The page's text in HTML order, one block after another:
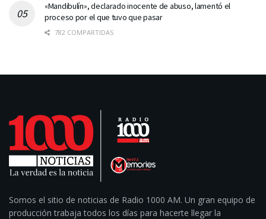
«Mandibulín», declarado inocente de abuso, lamentó el
proceso por el que tuvo que pasar
782 COMPARTIDAS
Somos el sitio de noticias de Radio 1000 AM. Un gran equipo de
producción trabaja todos los días para hacerte llegar la